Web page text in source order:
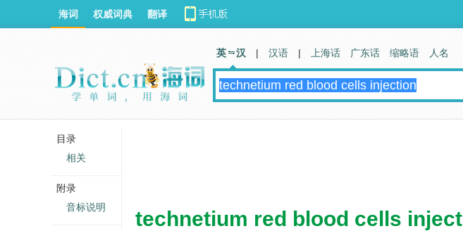
technetium red blood cells
海词 权威词典 翻译
英 汉 | 汉语 | 上海话 广东话 缩略语 人名
目录
相关
附录
音标说明